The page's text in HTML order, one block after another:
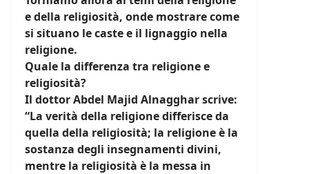
e della religiosità, onde mostrare come
si situano le caste e il lignaggio nella
religione.
Quale la differenza tra religione e
religiosità?
Il dottor Abdel Majid Alnagghar scrive:
“La verità della religione differisce da
quella della religiosità; la religione è la
sostanza degli insegnamenti divini,
mentre la religiosità è la messa in